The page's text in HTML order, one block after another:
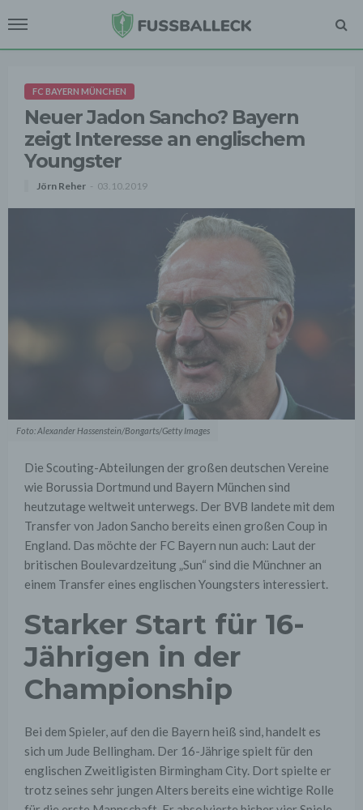
FC BAYERN MÜNCHEN
Neuer Jadon Sancho? Bayern
zeigt Interesse an englischem
Youngster
Jörn Reher 03.10.2019
Foto: Alexander Hassenstein/Bongarts/Getty Images
Die Scouting-Abteilungen der großen deutschen Vereine
wie Borussia Dortmund und Bayern München sind
heutzutage weltweit unterwegs. Der BVB landete mit dem
Transfer von Jadon Sancho bereits einen großen Coup in
England. Das möchte der FC Bayern nun auch: Laut der
britischen Boulevardzeitung „Sun“ sind die Münchner an
einem Transfer eines englischen Youngsters interessiert.
Starker Start für 16-
Jährigen in der
Championship
Bei dem Spieler, auf den die Bayern heiß sind, handelt es
sich um Jude Bellingham. Der 16-Jährige spielt für den
englischen Zweitligisten Birmingham City. Dort spielte er
trotz seines sehr jungen Alters bereits eine wichtige Rolle